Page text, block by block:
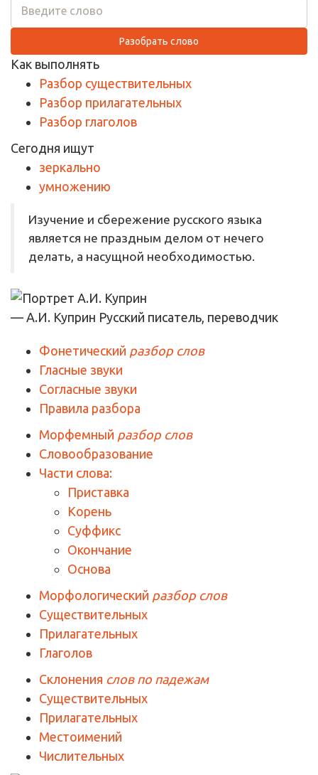
Разобрать слово
Как выполнять
Разбор существительных
Разбор прилагательных
Разбор глаголов
Сегодня ищут
зеркально
умножению
Изучение и сбережение русского языка
является не праздным делом от нечего
делать, а насущной необходимостью.
— А.И. Куприн Русский писатель, переводчик
Фонетический разбор слов
Гласные звуки
Согласные звуки
Правила разбора
Морфемный разбор слов
Словообразование
Части слова:
Приставка
Корень
Суффикс
Окончание
Основа
Морфологический разбор слов
Существительных
Прилагательных
Глаголов
Склонения слов по падежам
Существительных
Прилагательных
Местоимений
Числительных